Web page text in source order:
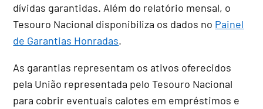
dívidas garantidas. Além do relatório mensal, o
Tesouro Nacional disponibiliza os dados no Painel
de Garantias Honradas.
As garantias representam os ativos oferecidos
pela União representada pelo Tesouro Nacional
para cobrir eventuais calotes em empréstimos e